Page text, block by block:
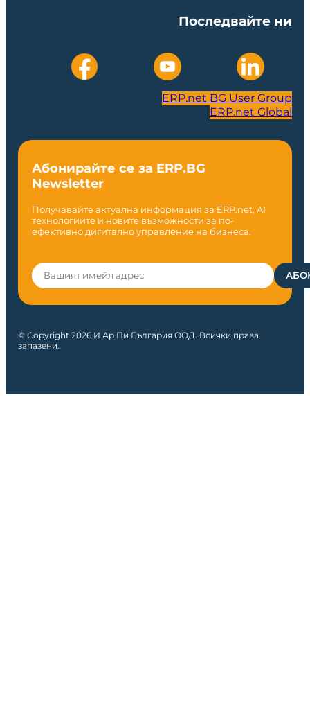
Последвайте ни
ERP.net BG User Group
ERP.net Global
Абонирайте се за ERP.BG
Newsletter
Получавайте актуална информация за ERP.net, AI
технологиите и новите възможности за по-
ефективно дигитално управление на бизнеса.
© Copyright 2026 И Ар Пи България ООД. Всички права
запазени.